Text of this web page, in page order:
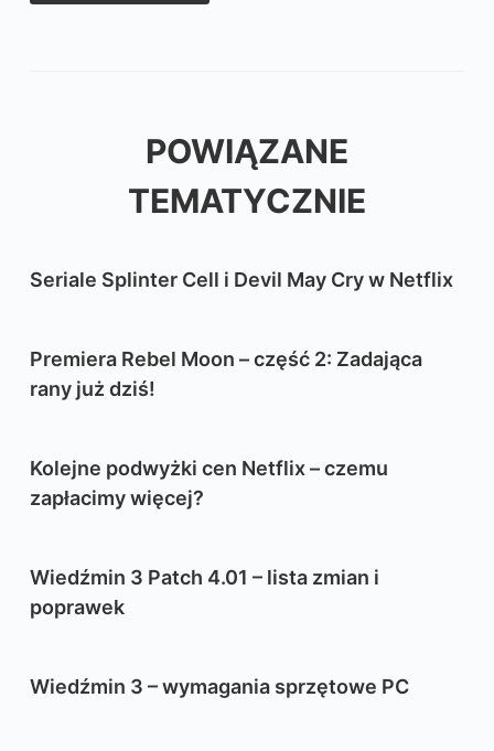
POWIĄZANE
TEMATYCZNIE
Seriale Splinter Cell i Devil May Cry w Netflix
Premiera Rebel Moon – część 2: Zadająca
rany już dziś!
Kolejne podwyżki cen Netflix – czemu
zapłacimy więcej?
Wiedźmin 3 Patch 4.01 – lista zmian i
poprawek
Wiedźmin 3 – wymagania sprzętowe PC